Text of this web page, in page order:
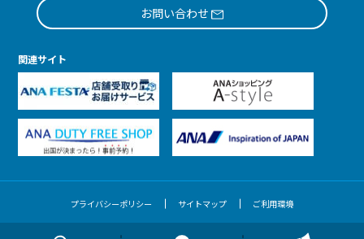
お問い合わせ
関連サイト
プライバシーポリシー サイトマップ ご利用環境
Copyright © ANA FESTA